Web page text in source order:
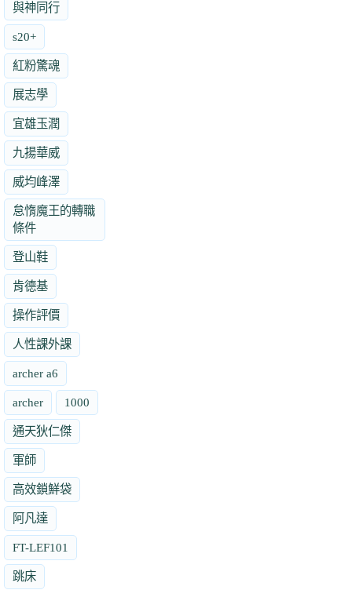
與神同行
s20+
紅粉驚魂
展志學
宜雄玉潤
九揚華威
威均峰澤
怠惰魔王的轉職
條件
登山鞋
肯德基
操作評價
人性課外課
archer a6
archer 1000
通天狄仁傑
軍師
高效鎖鮮袋
阿凡達
FT-LEF101
跳床